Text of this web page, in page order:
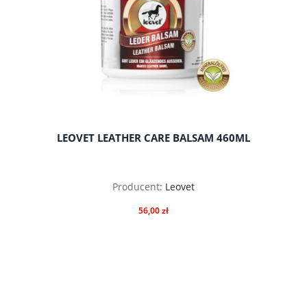
LEOVET LEATHER CARE BALSAM 460ML
Producent: Leovet
56,00 zł